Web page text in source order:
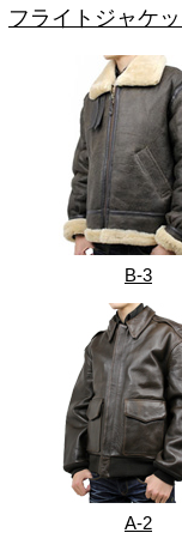
フライトジャケッ
B-3
A-2